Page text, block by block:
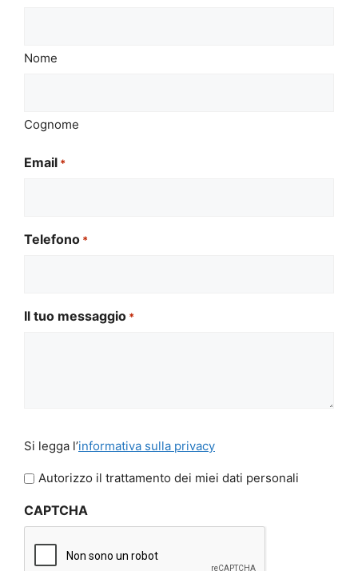
Nome
Cognome
Email *
Telefono *
Il tuo messaggio *
legga
l'informativa
privacy
Si legga l’informativa sulla privacy
Autorizzo il trattamento dei miei dati personali
CAPTCHA